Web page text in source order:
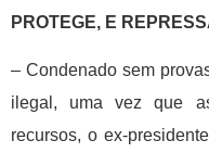
PROTEGE, E
– Condenado sem
ilegal, uma vez que
recursos, o ex-